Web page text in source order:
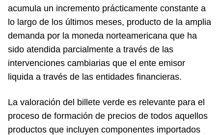
acumula un incremento prácticamente constante a
lo largo de los últimos meses, producto de la amplia
demanda por la moneda norteamericana que ha
sido atendida parcialmente a través de las
intervenciones cambiarias que el ente emisor
liquida a través de las entidades financieras.
La valoración del billete verde es relevante para el
proceso de formación de precios de todos aquellos
productos que incluyen componentes importados